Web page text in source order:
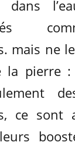
dans
mais ne
la pierre
ce sont